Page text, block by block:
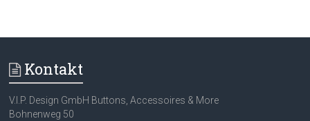
Kontakt
V.I.P. Design GmbH Buttons, Accessoires & More
Bohnenweg 50